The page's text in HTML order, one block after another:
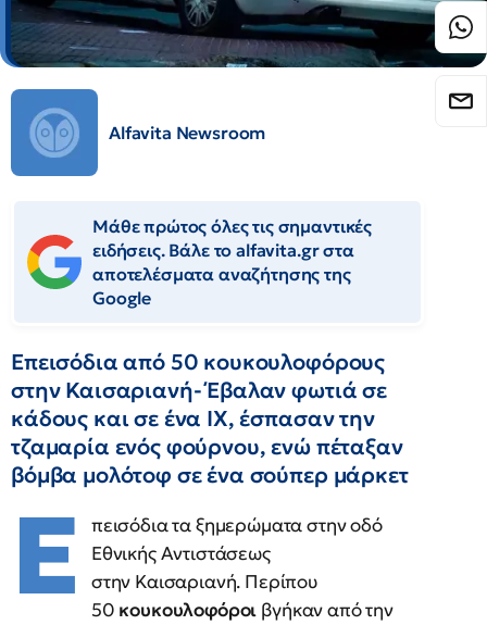
Alfavita Newsroom
Μάθε πρώτος όλες τις σημαντικές
ειδήσεις. Βάλε το alfavita.gr στα
αποτελέσματα αναζήτησης της
Google
Επεισόδια από 50 κουκουλοφόρους
στην Καισαριανή- Έβαλαν φωτιά σε
κάδους και σε ένα ΙΧ, έσπασαν την
τζαμαρία ενός φούρνου, ενώ πέταξαν
βόμβα μολότοφ σε ένα σούπερ μάρκετ
Ε
πεισόδια τα ξημερώματα στην οδό
Εθνικής Αντιστάσεως
στην Καισαριανή. Περίπου
50 κουκουλοφόροι βγήκαν από την